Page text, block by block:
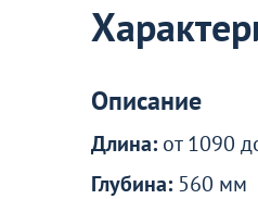
Описание
Длина: от 1090
Глубина: 560 мм